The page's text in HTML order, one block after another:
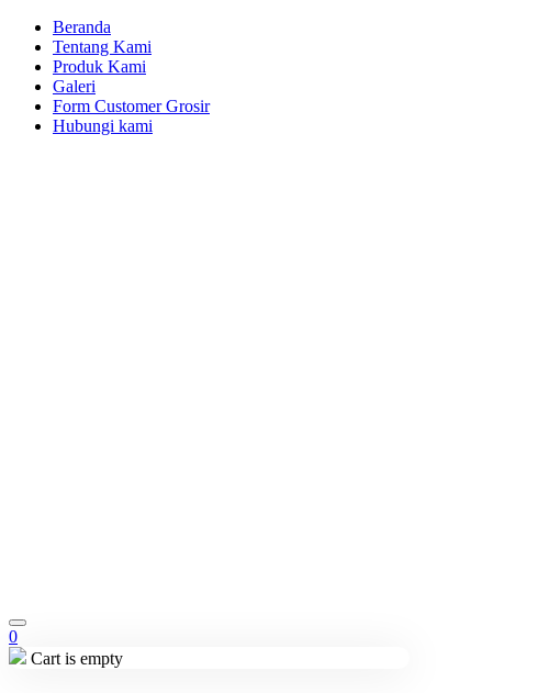
Beranda
Tentang Kami
Produk Kami
Galeri
Form Customer Grosir
Hubungi kami
0
Cart is empty